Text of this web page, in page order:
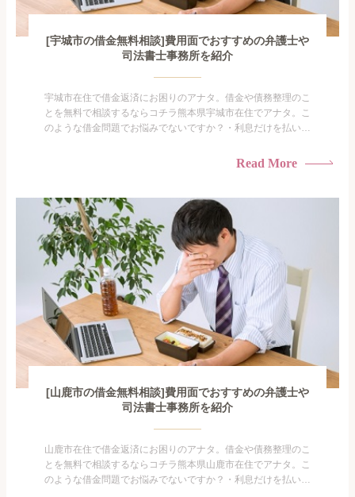
[宇城市の借金無料相談]費用面でおすすめの弁護士や
司法書士事務所を紹介
宇城市在住で借金返済にお困りのアナタ。借金や債務整理のこ
とを無料で相談するならコチラ熊本県宇城市在住でアナタ。こ
のような借金問題でお悩みでないですか？・利息だけを払い続
られたくない・借金の催促、取り立てで憂鬱になる。・闇金に
がありま...
Read More
[山鹿市の借金無料相談]費用面でおすすめの弁護士や
司法書士事務所を紹介
山鹿市在住で借金返済にお困りのアナタ。借金や債務整理のこ
とを無料で相談するならコチラ熊本県山鹿市在住でアナタ。こ
のような借金問題でお悩みでないですか？・利息だけを払い続